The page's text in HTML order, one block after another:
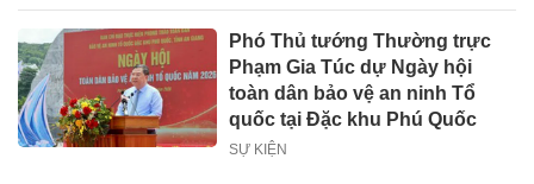
Phó Thủ tướng Thường trực
Phạm Gia Túc dự Ngày hội
toàn dân bảo vệ an ninh Tổ
quốc tại Đặc khu Phú Quốc
SỰ KIỆN